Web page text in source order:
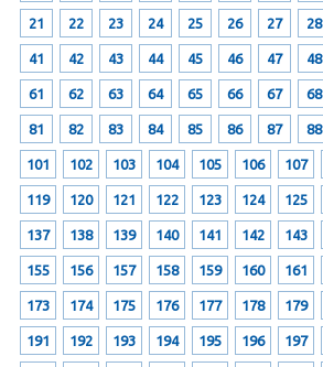
21 22 23 24 25 26 27 28
41 42 43 44 45 46 47 48
61 62 63 64 65 66 67 68
81 82 83 84 85 86 87 88
101 102 103 104 105 106 107
119 120 121 122 123 124 125
137 138 139 140 141 142 143
155 156 157 158 159 160 161
173 174 175 176 177 178 179
191 192 193 194 195 196 197